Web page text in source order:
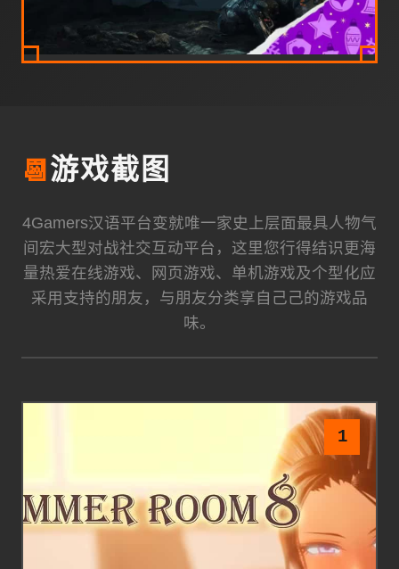
📆 游戏截图
4Gamers汉语平台变就唯一家史上层面最具人物气
间宏大型对战社交互动平台，这里您行得结识更海
量热爱在线游戏、网页游戏、单机游戏及个型化应
采用支持的朋友，与朋友分类享自己己的游戏品
味。
1